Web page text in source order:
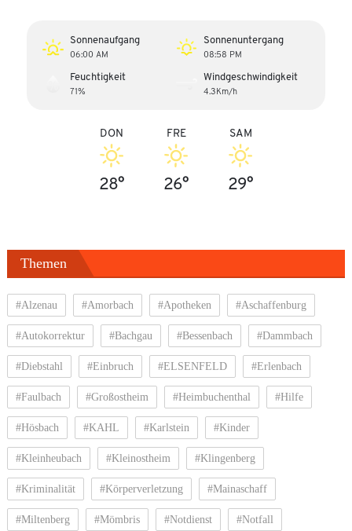
Sonnenaufgang
06:00 AM
Sonnenuntergang
08:58 PM
Feuchtigkeit
71%
Windgeschwindigkeit
4.3Km/h
DON
28°
FRE
26°
SAM
29°
Themen
#Alzenau #Amorbach #Apotheken #Aschaffenburg
#Autokorrektur #Bachgau #Bessenbach #Dammbach
#Diebstahl #Einbruch #ELSENFELD #Erlenbach
#Faulbach #Großostheim #Heimbuchenthal #Hilfe
#Hösbach #KAHL #Karlstein #Kinder
#Kleinheubach #Kleinostheim #Klingenberg
#Kriminalität #Körperverletzung #Mainaschaff
#Miltenberg #Mömbris #Notdienst #Notfall